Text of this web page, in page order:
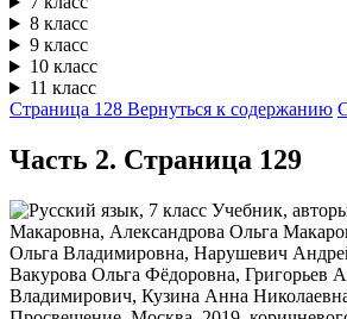
8 класс
9 класс
10 класс
11 класс
Страница 128 Вернуться к содержанию
Часть 2. Cтраница 129